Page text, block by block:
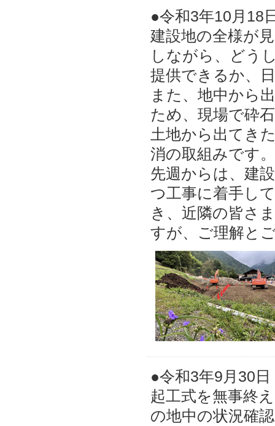
●令和3年10月18
建設地の全様が
しながら、どう
提供できるか、
また、地中から
ため、現場で砕
土地から出てき
消の取組みです。
先週からは、建
つ工事に着手し
き、近隣の皆さ
すが、ご理解と
●令和3年9月30
起工式を無事終
の地中の状況確